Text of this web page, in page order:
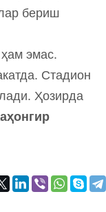
бериш
эмас.
Стадион
Ҳозирда